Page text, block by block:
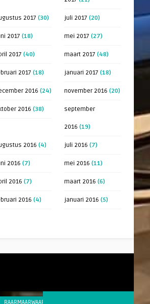
2017 (30) juli 2017 (20)
2017 (18) mei 2017 (27)
2017 (40) maart 2017 (48)
2017 (18) januari 2017 (18)
2016 (24) november 2016 (20)
2016 (38) september
2016 (19)
2016 (4) juli 2016 (7)
2016 (7) mei 2016 (11)
2016 (7) maart 2016 (6)
2016 (4) januari 2016 (5)